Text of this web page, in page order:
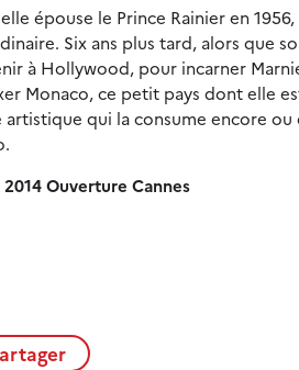
épouse le Prince Rainier en
Six ans plus tard, alors que
à Hollywood, pour incarner
Monaco, ce petit pays dont elle
qui la consume encore
2014 Ouverture Cannes